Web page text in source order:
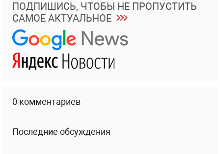
ПОДПИШИСЬ, ЧТОБЫ НЕ ПРОПУСТИТЬ
САМОЕ АКТУАЛЬНОЕ
0 комментариев
Последние обсуждения